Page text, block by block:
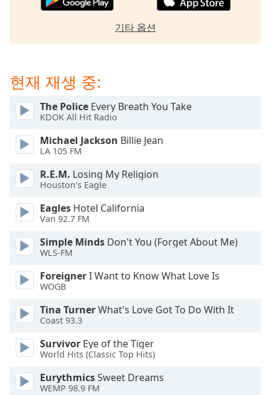
will
and
close
window.
Text
Color
Opacity
Text
Background
Color
Opacity
Caption
Background
Color
기타 옵션
현재 재생 중:
The Police Every Breath You Take
KDOK All Hit Radio
Michael Jackson Billie Jean
LA 105 FM
R.E.M. Losing My Religion
Houston's Eagle
Eagles Hotel California
Van 92.7 FM
Simple Minds Don't You (Forget About Me)
WLS-FM
ForeignerI Want to Know What Love Is
WOGB
Tina TurnerWhat's Love Got To Do With It
Coast 93.3
Survivor Eye of the Tiger
World Hits (Classic Top Hits)
EurythmicsSweet Dreams
WEMP 98.9 FM